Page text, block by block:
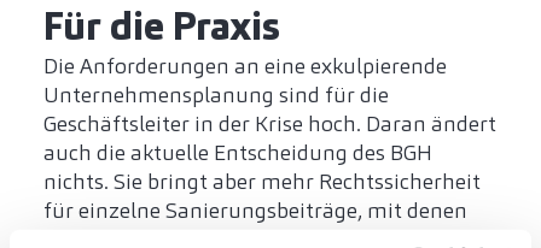
Für die Praxis
Die Anforderungen an eine exkulpierende
Unternehmensplanung sind für die
Geschäftsleiter in der Krise hoch. Daran ändert
auch die aktuelle Entscheidung des BGH
nichts. Sie bringt aber mehr Rechtssicherheit
für einzelne Sanierungsbeiträge, mit denen